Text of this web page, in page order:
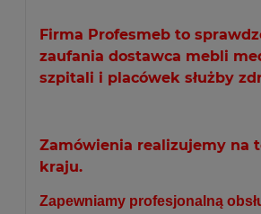
Firma Profesmeb to
zaufania dostawca mebli
szpitali i placówek służby
Zamówienia realizujemy na
kraju.
Zapewniamy profesjonalną